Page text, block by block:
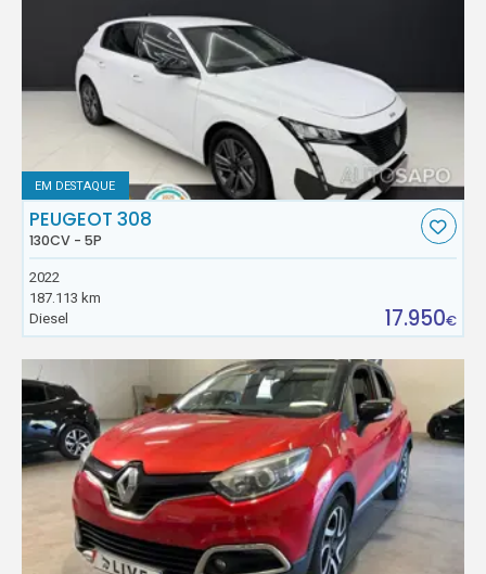
EM DESTAQUE
PEUGEOT 308
130CV - 5P
2022
187.113 km
Diesel
17.950€